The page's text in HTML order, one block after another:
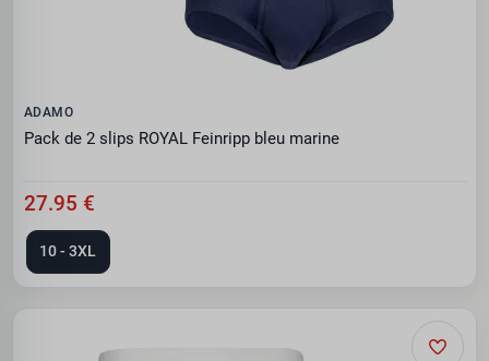
ADAMO
Pack de 2 slips ROYAL Feinripp bleu marine
27.95 €
10 - 3XL